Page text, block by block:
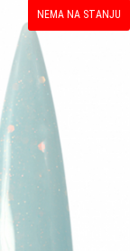
NEMA NA STANJU